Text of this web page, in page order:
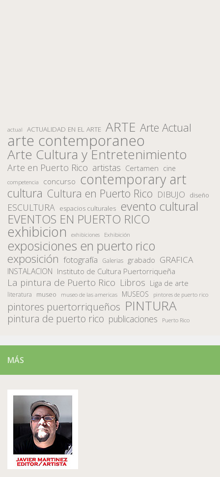
actual ACTUALIDAD EN EL ARTE ARTE Arte Actual
arte contemporaneo
Arte Cultura y Entretenimiento
Arte en Puerto Rico artistas Certamen cine
competencia concurso contemporary art
cultura Cultura en Puerto Rico DIBUJO diseño
ESCULTURA espacios culturales evento cultural
EVENTOS EN PUERTO RICO
exhibicion exhibiciones Exhibición
exposiciones en puerto rico
exposición fotografía Galerias grabado GRAFICA
INSTALACION Instituto de Cultura Puertorriqueña
La pintura de Puerto Rico Libros Liga de arte
literatura museo museo de las americas MUSEOS pintores de puerto rico
pintores puertorriqueños PINTURA
pintura de puerto rico publicaciones Puerto Rico
MÁS